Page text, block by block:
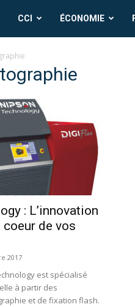
CCI
News
CCI ÉCONOMIE
: L’innovation
de vos
2017
est spécialisé
à partir des
et de fixation flash.